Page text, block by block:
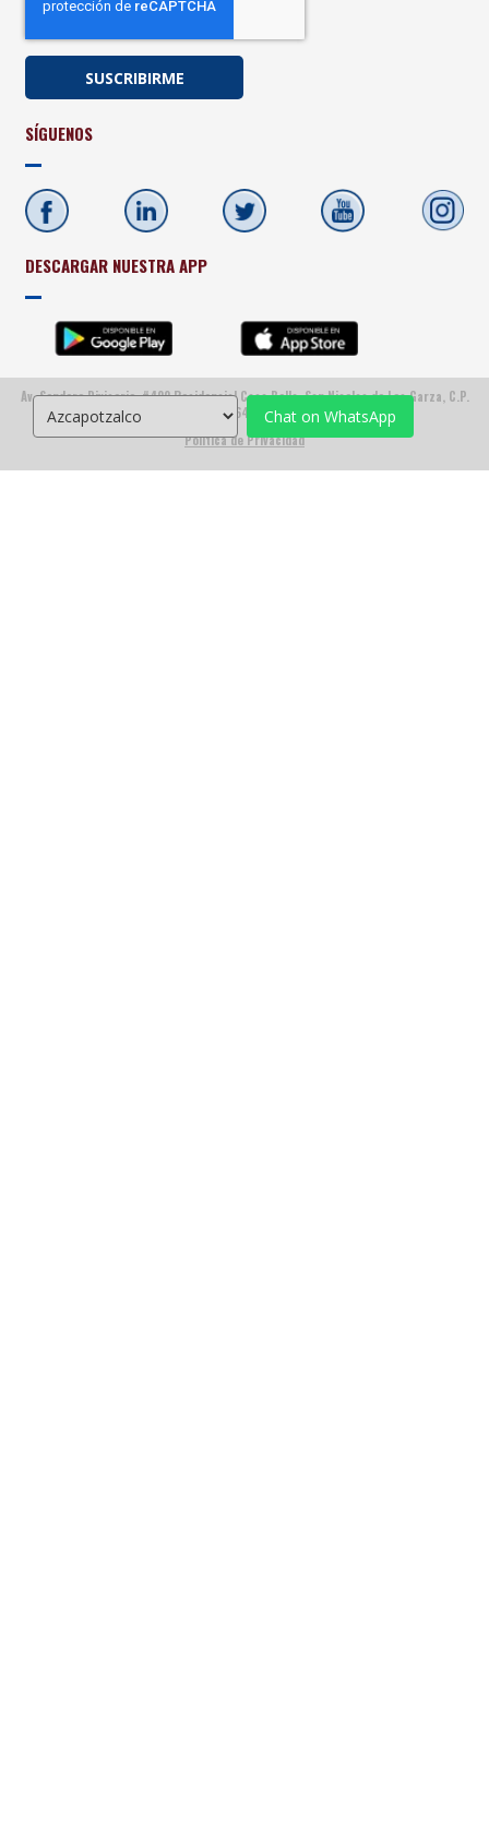
SÍGUENOS
DESCARGAR NUESTRA APP
Av. Sendero Divisorio, #400 Residencial Casa Bella, San Nicolas de Los Garza, C.P.
66428
Politica de Privacidad
Chat on WhatsApp